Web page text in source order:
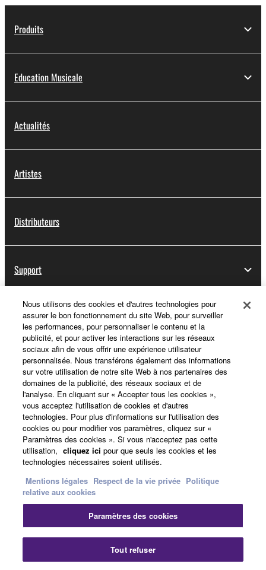
Produits
Education Musicale
Actualités
Artistes
Distributeurs
Support
Yamaha Music ID - Enregistrement
A propos de Yamaha
France - French
Professionnel
Nous contacterConditions d'utilisation
Respect de la vie privéePolitique relative aux cookies
Nous utilisons des cookies et d'autres technologies pour
assurer le bon fonctionnement du site Web, pour surveiller
les performances, pour personnaliser le contenu et la
publicité, et pour activer les interactions sur les réseaux
sociaux afin de vous offrir une expérience utilisateur
personnalisée. Nous transférons également des informations
sur votre utilisation de notre site Web à nos partenaires des
domaines de la publicité, des réseaux sociaux et de
l'analyse. En cliquant sur « Accepter tous les cookies »,
vous acceptez l'utilisation de cookies et d'autres
technologies. Pour plus d'informations sur l'utilisation des
cookies ou pour modifier vos paramètres, cliquez sur «
Paramètres des cookies ». Si vous n'acceptez pas cette
utilisation, cliquez ici pour que seuls les cookies et les
technologies nécessaires soient utilisés.
Mentions légales Respect de la vie privée Politique
relative aux cookies
Paramètres des cookies
Tout refuser